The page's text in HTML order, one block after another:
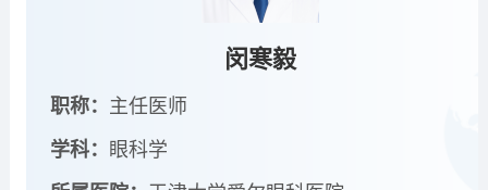
闵寒毅
职称： 主任医师
学科： 眼科学